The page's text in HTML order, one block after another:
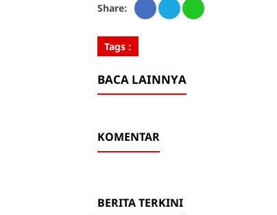
Share:
Tags :
BACA LAINNYA
KOMENTAR
BERITA TERKINI